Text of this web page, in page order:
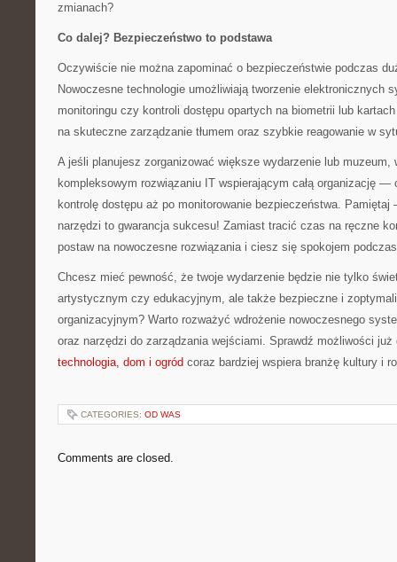
zmianach?
Co dalej? Bezpieczeństwo to podstawa
Oczywiście nie można zapominać o bezpieczeństwie podczas
Nowoczesne technologie umożliwiają tworzenie elektronicznych
monitoringu czy kontroli dostępu opartych na biometrii lub
na skuteczne zarządzanie tłumem oraz szybkie reagowanie w
A jeśli planujesz zorganizować większe wydarzenie lub muzeum,
kompleksowym rozwiązaniu IT wspierającym całą organizację —
kontrolę dostępu aż po monitorowanie bezpieczeństwa. Pamiętaj
narzędzi to gwarancja sukcesu! Zamiast tracić czas na ręczne
postaw na nowoczesne rozwiązania i ciesz się spokojem
Chcesz mieć pewność, że twoje wydarzenie będzie nie tylko
artystycznym czy edukacyjnym, ale także bezpieczne i
organizacyjnym? Warto rozważyć wdrożenie nowoczesnego
oraz narzędzi do zarządzania wejściami. Sprawdź możliwości
technologia, dom i ogród coraz bardziej wspiera branżę kultury i
CATEGORIES: OD WAS
Comments are closed.